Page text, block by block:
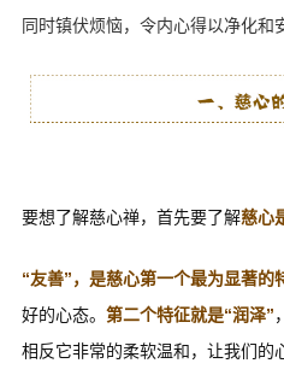
同时镇伏烦恼，令内心得以净化和
要想了解慈心禅，首先要了解慈心
“友善”，是慈心第一个最为显著的
好的心态。 第二个特征就是“润泽”
相反它非常的柔软温和，让我们的